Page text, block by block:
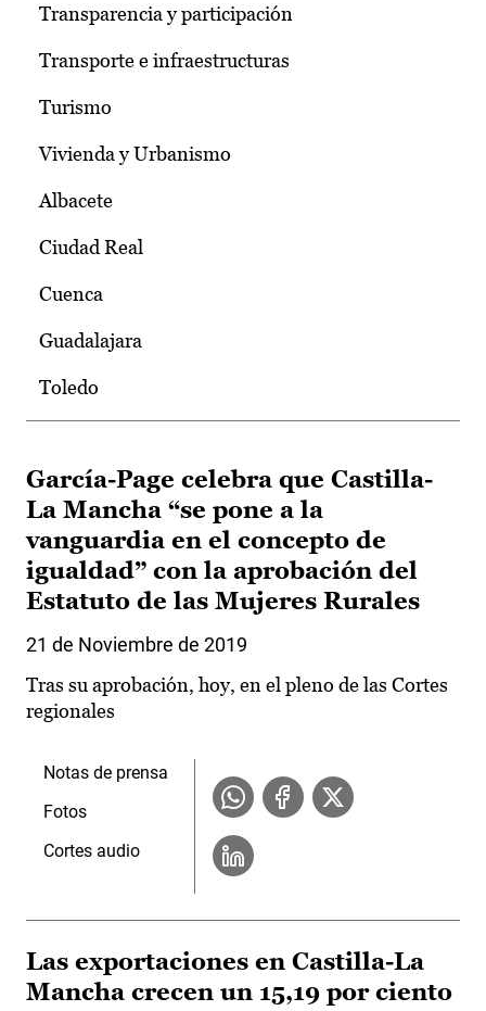
Transparencia y participación
Transporte e infraestructuras
Turismo
Vivienda y Urbanismo
Albacete
Ciudad Real
Cuenca
Guadalajara
Toledo
García-Page celebra que Castilla-
La Mancha “se pone a la
vanguardia en el concepto de
igualdad” con la aprobación del
Estatuto de las Mujeres Rurales
21 de Noviembre de 2019
Tras su aprobación, hoy, en el pleno de las Cortes
regionales
Notas de prensa
Fotos
Cortes audio
Las exportaciones en Castilla-La
Mancha crecen un 15,19 por ciento